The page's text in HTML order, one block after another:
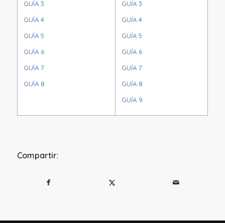
GUÍA 3
GUÍA 4
GUÍA 5
GUÍA 6
GUÍA 7
GUÍA 8
GUÍA 3
GUÍA 4
GUÍA 5
GUÍA 6
GUÍA 7
GUÍA 8
GUÍA 9
Compartir: